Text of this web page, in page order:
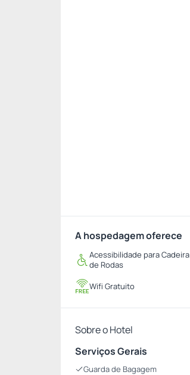
A hospedagem oferece
Acessibilidade para Cadeira
de Rodas
Wifi Gratuito
Sobre o Hotel
Serviços Gerais
Guarda de Bagagem